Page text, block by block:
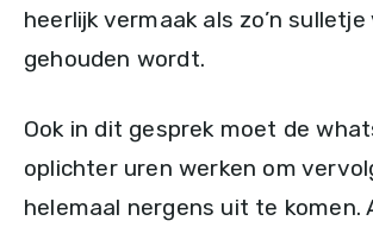
heerlijk vermaak als zo’n
gehouden wordt.
Ook in dit gesprek moet de
oplichter uren werken om
helemaal nergens uit te komen.